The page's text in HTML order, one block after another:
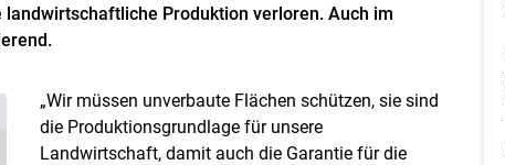
Skip to main content
Produktion verloren. Auch im
„Wir müssen unverbaute Flächen schützen, sie sind
die Produktionsgrundlage für unsere
Landwirtschaft, damit auch die Garantie für die